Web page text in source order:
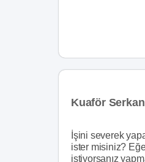
Kuaför
İşini severek
ister misiniz?
istiyorsanız